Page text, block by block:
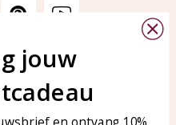
KAYA Sieraden
Bellen of WhatsApp Ma-Vr
tussen 09:00-17:00
jouw
en ontvang 10%